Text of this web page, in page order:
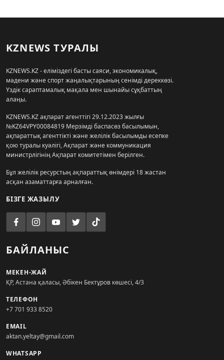
KZNEWS ТУРАЛЫ
KZNEWS.KZ - еліміздегі басты саяси, экономикалық,
мәдени және спорт жаңалықтарының сенімді дереккөзі.
Үздік сараптамалық мақала мен шынайы сұқбаттың
алаңы.
KZNEWS.KZ ақпарат агенттігі 29.12.2023 жылғы
№KZ64VPY00084819 Мерзімді баспасөз басылымын,
ақпараттық агенттікті және желілік басылымды есепке
қою туралы куәлігі, Ақпарат және коммуникация
министрлігінің Ақпарат комитетімен берілген.
Бұл желілік ресурстың ақпараттық өнімдері 18 жастан
асқан азаматтарға арналған.
БІЗГЕ ЖАЗЫЛУ
БАЙЛАНЫС
МЕКЕН-ЖАЙ
ҚР, Астана қаласы, Әбікен Бектұров көшесі, 4/3
ТЕЛЕФОН
+7 701 933 8520
EMAIL
aktan.yeltay@gmail.com
WHATSAPP